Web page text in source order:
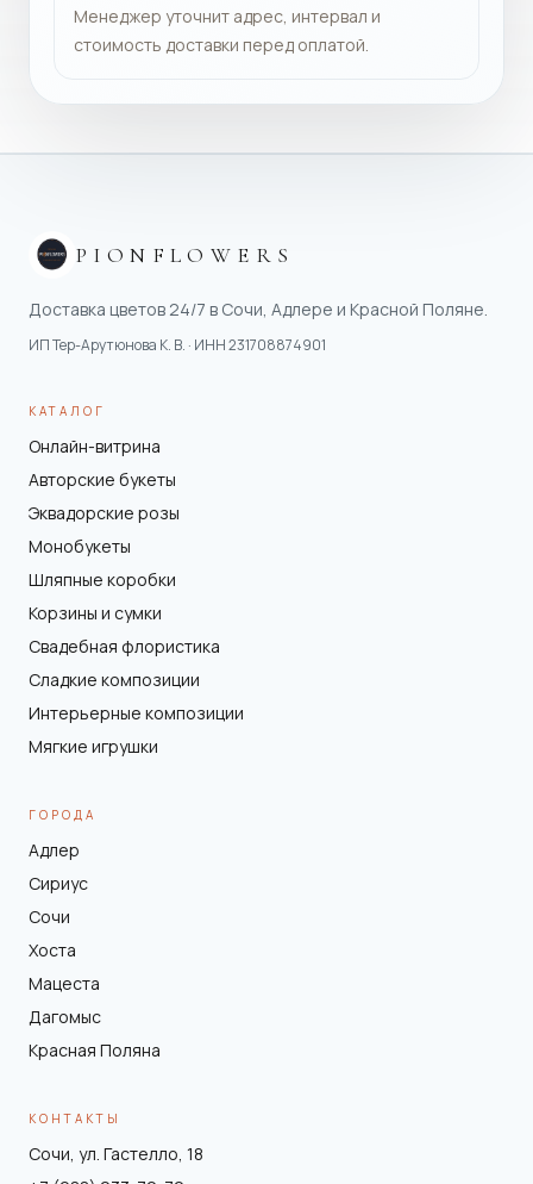
Менеджер уточнит адрес, интервал и
стоимость доставки перед оплатой.
PIONFLOWERS
Доставка цветов 24/7 в Сочи, Адлере и Красной Поляне.
ИП Тер-Арутюнова К. В. · ИНН231708874901
КАТАЛОГ
Онлайн-витрина
Авторские букеты
Эквадорские розы
Монобукеты
Шляпные коробки
Корзины и сумки
Свадебная флористика
Сладкие композиции
Интерьерные композиции
Мягкие игрушки
ГОРОДА
Адлер
Сириус
Сочи
Хоста
Мацеста
Дагомыс
Красная Поляна
КОНТАКТЫ
Сочи, ул. Гастелло, 18